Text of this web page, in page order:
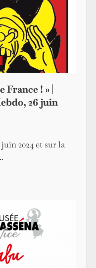
France ! » |
26 juin
2024 et sur la